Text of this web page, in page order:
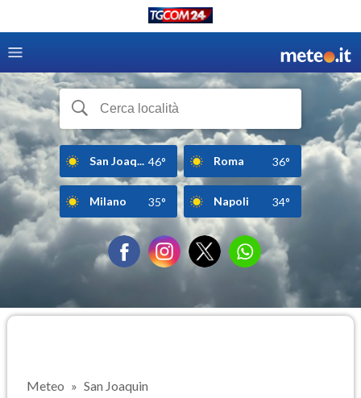
San Joaq... 46° Roma 36°
Milano 35° Napoli 34°
Meteo San Joaquin